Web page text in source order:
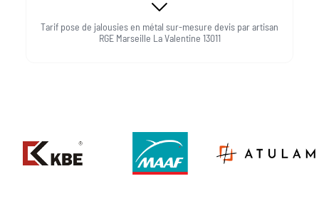
Tarif pose de jalousies en métal sur-mesure devis par artisan
RGE Marseille La Valentine 13011